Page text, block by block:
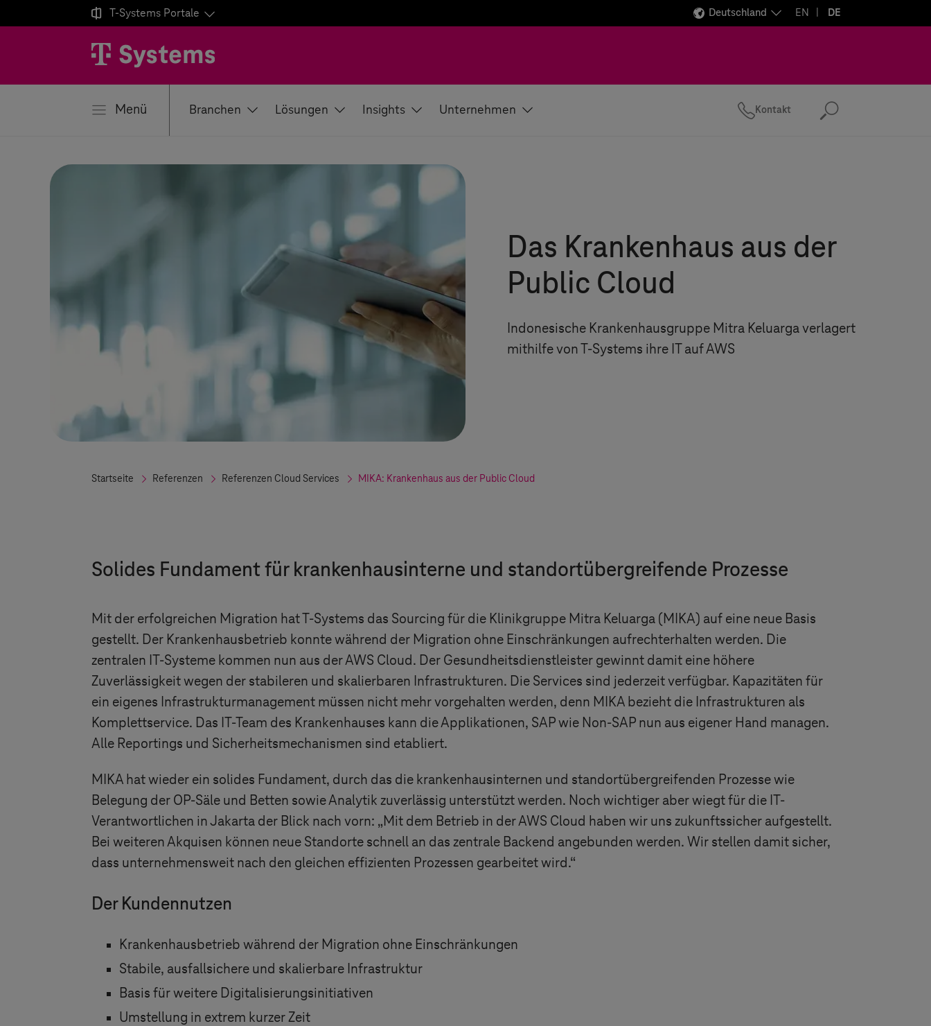
 T-Systems Portale Deutschland EN DE
Menü Branchen Lösungen Insights Unternehmen Kontakt Suchen
Das Krankenhaus aus der
Public Cloud
Indonesische Krankenhausgruppe Mitra Keluarga verlagert
mithilfe vonT-Systems ihre IT auf AWS
Startseite Referenzen Referenzen Cloud Services MIKA: Krankenhaus aus der Public Cloud
Solides Fundament für krankenhausinterne und standortübergreifende Prozesse
Mit der erfolgreichen Migration hatT-Systems das Sourcing für die Klinikgruppe Mitra Keluarga (MIKA) auf eine neue Basis
gestellt. Der Krankenhausbetrieb konnte während der Migration ohne Einschränkungen aufrechterhalten werden. Die
zentralen IT-Systeme kommen nun aus der AWS Cloud. Der Gesundheitsdienstleister gewinnt damit eine höhere
Zuverlässigkeit wegen der stabileren und skalierbaren Infrastrukturen. Die Services sind jederzeit verfügbar. Kapazitäten für
ein eigenes Infrastrukturmanagement müssen nicht mehr vorgehalten werden, denn MIKA bezieht die Infrastrukturen als
Komplettservice. Das IT-Team des Krankenhauses kann die Applikationen, SAP wie Non-SAP nun aus eigener Hand managen.
Alle Reportings und Sicherheitsmechanismen sind etabliert.
MIKA hat wieder ein solides Fundament, durch das die krankenhausinternen und standortübergreifenden Prozesse wie
Belegung der OP-Säle und Betten sowie Analytik zuverlässig unterstützt werden. Noch wichtiger aber wiegt für die IT-
Verantwortlichen in Jakarta der Blick nach vorn: „Mit dem Betrieb in der AWS Cloud haben wir uns zukunftssicher aufgestellt.
Bei weiteren Akquisen können neue Standorte schnell an das zentrale Backend angebunden werden. Wir stellen damit sicher,
dass unternehmensweit nach den gleichen effizienten Prozessen gearbeitet wird.“
Der Kundennutzen
Krankenhausbetrieb während der Migration ohne Einschränkungen
Stabile, ausfallsichere und skalierbare Infrastruktur
Basis für weitere Digitalisierungsinitiativen
Umstellung in extrem kurzer Zeit